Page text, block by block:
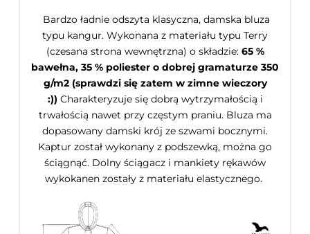
Bardzo ładnie odszyta klasyczna, damska bluza
typu kangur. Wykonana z materiału typu Terry
(czesana strona wewnętrzna) o składzie:65 %
bawełna, 35 % poliester o dobrej gramaturze 350
g/m2 (sprawdzi się zatem w zimne wieczory
:)) Charakteryzuje się dobrą wytrzymałością i
trwałością nawet przy częstym praniu. Bluza ma
dopasowany damski krój ze szwami bocznymi.
Kaptur został wykonany z podszewką, można go
ściągnąć. Dolny ściągacz i mankiety rękawów
wykokanen zostały z materiału elastycznego.